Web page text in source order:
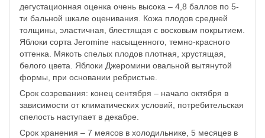
дегустационная оценка очень высока – 4,8 баллов по 5-
ти бальной шкале оценивания. Кожа плодов средней
толщины, эластичная, блестящая с восковым покрытием.
Яблоки сорта Jeromine насыщенного, темно-красного
оттенка. Мякоть спелых плодов плотная, хрустящая,
белого цвета. Яблоки Джеромини овальной вытянутой
формы, при основании ребристые.
Срок созревания: конец сентября – начало октября в
зависимости от климатических условий, потребительская
спелость наступает в декабре.
Срок хранения – 7 меясов в холодильнике, 5 месяцев в